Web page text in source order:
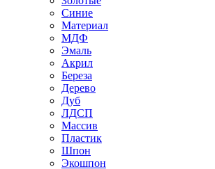
Синие
Материал
МДФ
Эмаль
Акрил
Береза
Дерево
Дуб
ЛДСП
Массив
Пластик
Шпон
Экошпон